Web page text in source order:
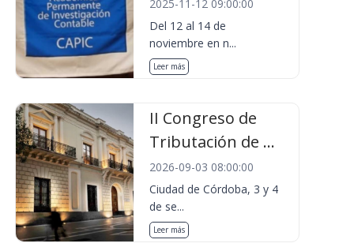
2025-11-12 09:00:00
Del 12 al 14 de
noviembre en n...
Leer más
II Congreso de
Tributación de ...
2026-09-03 08:00:00
Ciudad de Córdoba, 3 y 4
de se...
Leer más